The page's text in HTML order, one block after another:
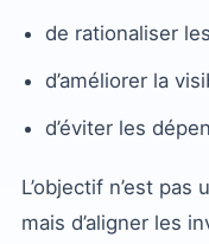
de rationaliser
d’améliorer la
d’éviter les
L’objectif n’est
mais d’aligner les